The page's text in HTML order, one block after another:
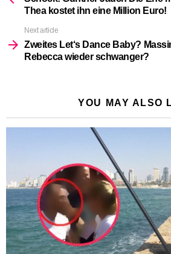
Thea kostet ihn eine Million
Next article
Zweites Let‘s Dance Baby?
Rebecca wieder schwanger?
YOU MAY ALSO